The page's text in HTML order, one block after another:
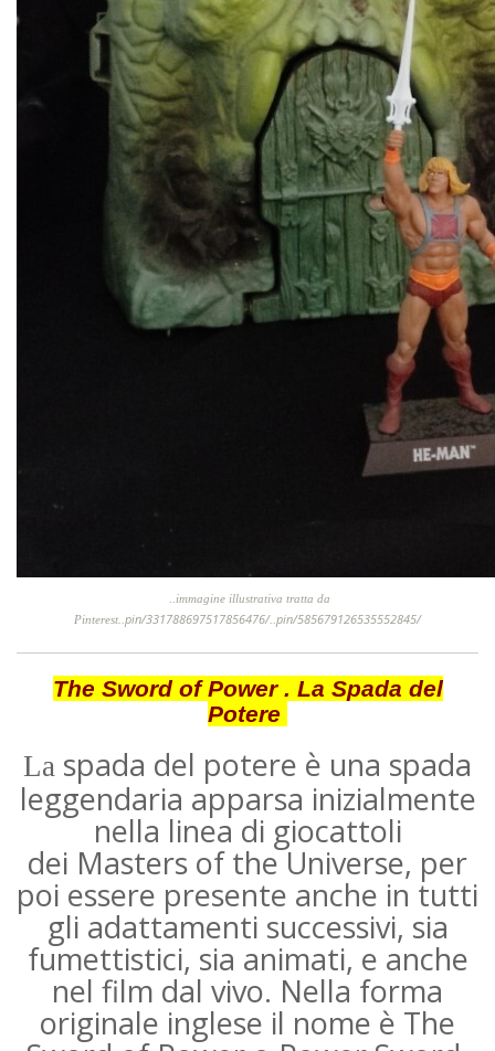
..immagine illustrativa tratta da
Pinterest..pin/331788697517856476/..pin/585679126535552845/
The Sword of Power . La Spada del
Potere
La spada del potere è una spada
leggendaria apparsa inizialmente
nella linea di giocattoli
dei Masters of the Universe, per
poi essere presente anche in tutti
gli adattamenti successivi, sia
fumettistici, sia animati, e anche
nel film dal vivo. Nella forma
originale inglese il nome è The